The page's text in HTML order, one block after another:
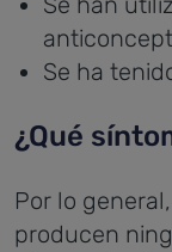
Se ha
¿Qué
Por lo
producen